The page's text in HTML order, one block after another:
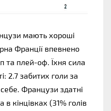
мають хороші
Франції впевнено
та плей-оф. Їхня сила
2.7 забитих голи за
Французи здатні
кінцівках (31% голів